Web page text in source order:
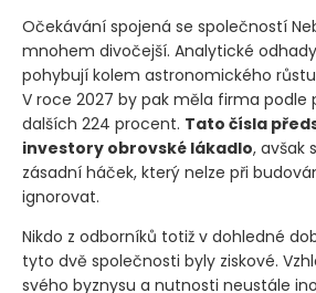
Očekávání spojená se společností
mnohem divočejší. Analytické
pohybují kolem astronomického růstu
V roce 2027 by pak měla firma podle
dalších 224 procent. Tato čísla
investory obrovské lákadlo, avšak
zásadní háček, který nelze při
ignorovat.
Nikdo z odborníků totiž v dohledné
tyto dvě společnosti byly ziskové.
svého byznysu a nutnosti neustále